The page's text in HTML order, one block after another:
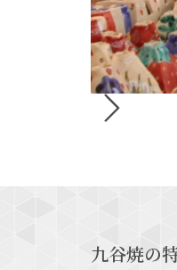
九谷焼の